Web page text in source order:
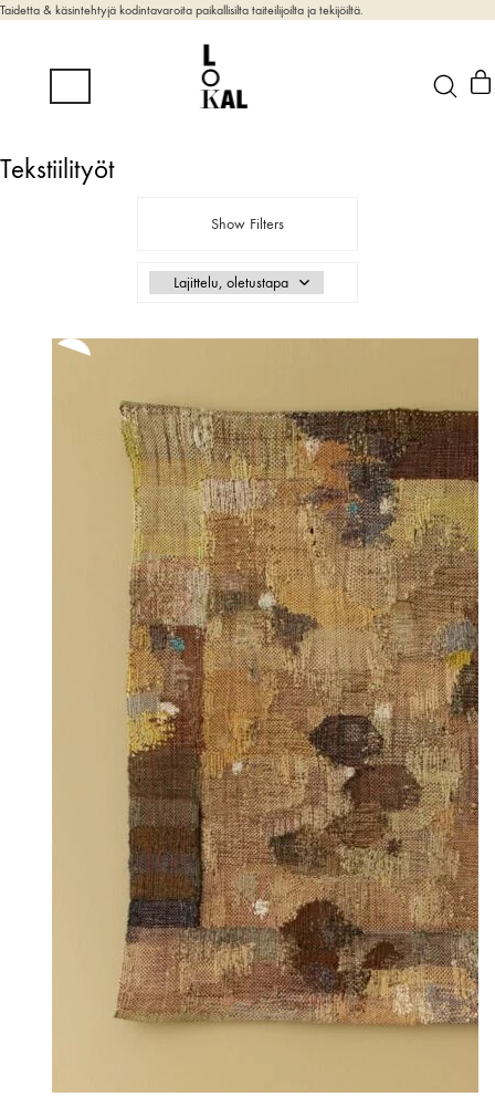
Taidetta & käsintehtyjä kodintavaroita paikallisilta taiteilijoilta ja tekijöiltä.
Tekstiilityöt
Show Filters